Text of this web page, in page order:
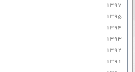
۱۳۹۷
۱۳۹۵
۱۳۹۴
۱۳۹۳
۱۳۹۲
۱۳۹۱